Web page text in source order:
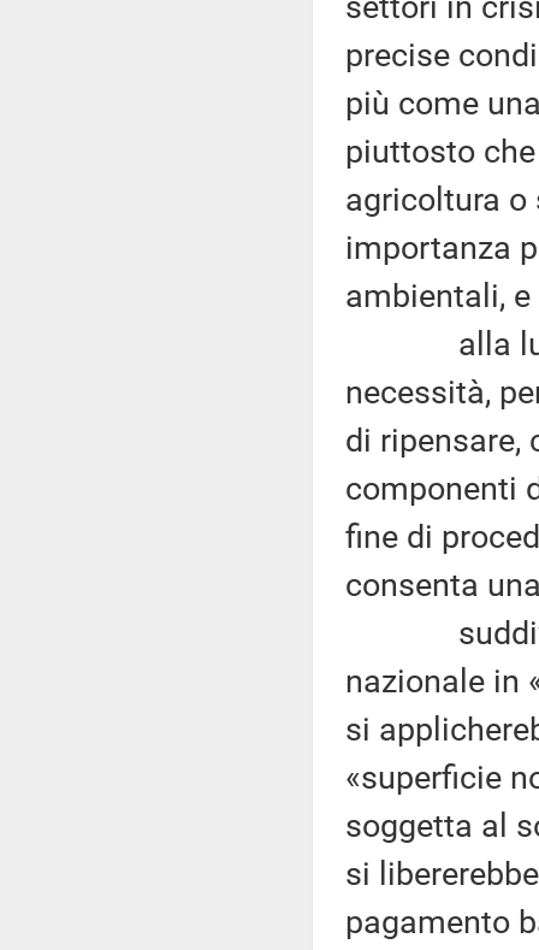
precise
più come
piuttosto
agricoltura o
importanza
ambientali,
alla luce
necessità,
di ripensare,
componenti
fine di
consenta
nazionale in
si
«superficie
soggetta al
si
pagamento